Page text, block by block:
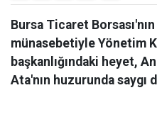
Bursa Ticaret
münasebetiyle Yönetim
başkanlığındaki heyet,
Ata'nın huzurunda saygı